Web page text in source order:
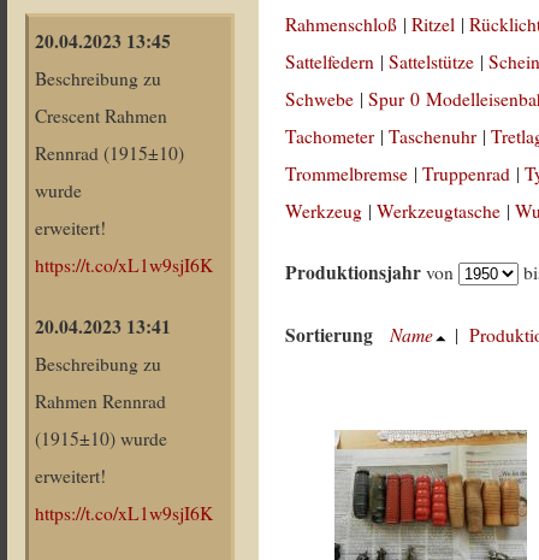
20.04.2023 13:45
Beschreibung zu
Crescent Rahmen
Rennrad (1915±10)
wurde
erweitert!
https://t.co/xL1w9sjI6K
20.04.2023 13:41
Beschreibung zu
Rahmen Rennrad
(1915±10) wurde
erweitert!
https://t.co/xL1w9sjI6K
Rahmenschloß |Ritzel |
Sattelfedern |Sattelstütze |
Schwebe |Spur 0
Tachometer |Taschenuhr |
Trommelbremse |Truppenrad |
Werkzeug |Werkzeugtasche |
Produktionsjahr von
Sortierung Name |